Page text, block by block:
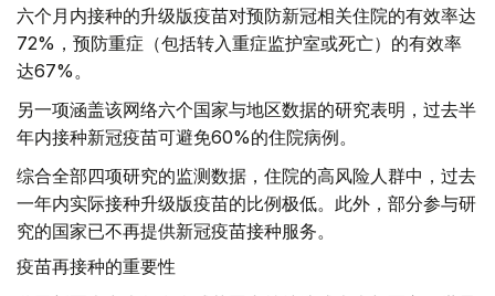
六个月内接种的升级版疫苗对预防新冠相关住院的有效率达
72%，预防重症（包括转入重症监护室或死亡）的有效率
达67%。
另一项涵盖该网络六个国家与地区数据的研究表明，过去半
年内接种新冠疫苗可避免60%的住院病例。
综合全部四项研究的监测数据，住院的高风险人群中，过去
一年内实际接种升级版疫苗的比例极低。此外，部分参与研
究的国家已不再提供新冠疫苗接种服务。
疫苗再接种的重要性